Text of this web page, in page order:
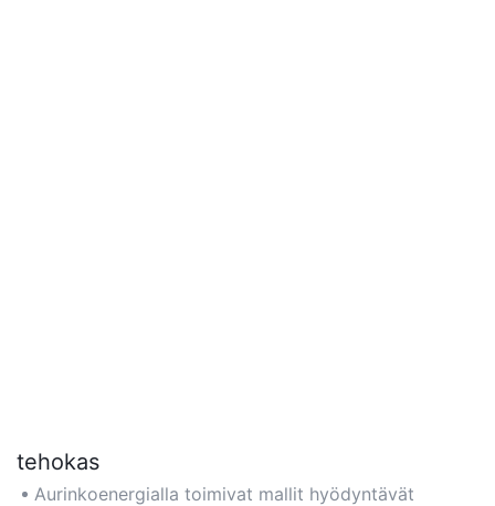
tehokas
Aurinkoenergialla toimivat mallit hyödyntävät